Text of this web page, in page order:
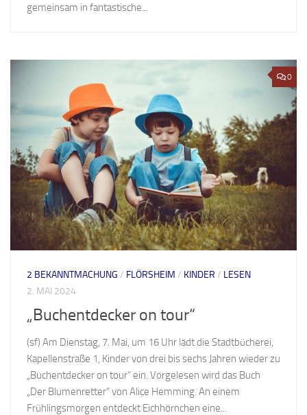
gemeinsam in fantastische...
0
2 BEKANNTMACHUNG / FLÖRSHEIM / KINDER / LESEN
2. MAI 2024
„Buchentdecker on tour“
(sf) Am Dienstag, 7. Mai, um 16 Uhr lädt die Stadtbücherei,
Kapellenstraße 1, Kinder von drei bis sechs Jahren wieder zu
„Buchentdecker on tour“ ein. Vorgelesen wird das Buch
„Der Blumenretter“ von Alice Hemming. An einem
Frühlingsmorgen entdeckt Eichhörnchen eine...